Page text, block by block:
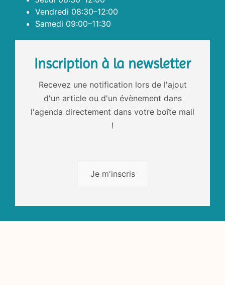
Vendredi 08:30–12:00
Samedi 09:00–11:30
Inscription à la newsletter
Recevez une notification lors de l'ajout
d'un article ou d'un évènement dans
l'agenda directement dans votre boîte mail
!
Je m'inscris